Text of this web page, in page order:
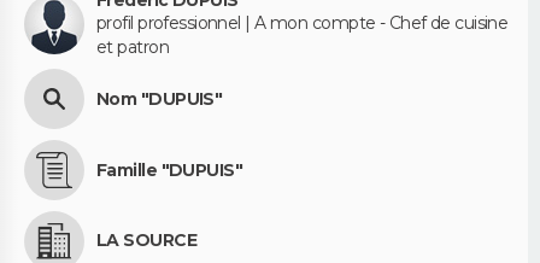
profil professionnel | A mon compte - Chef de cuisine
et patron
Nom "DUPUIS"
Famille "DUPUIS"
LA SOURCE